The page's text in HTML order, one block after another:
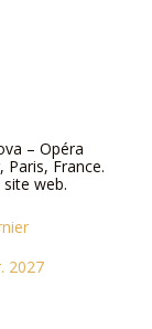
– Opéra
Paris, France.
web.
2027